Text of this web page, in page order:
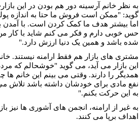
به نظر خانم آرسینه دور هم بودن در این
گويد: "ممکن است فروش ما حتا به اندازه
اما بیشتر هدف ما کمک کردن است. با آمدن
حس خوبی دارم و فکر می کنم شاید با
شده باشد و همین یک دنیا ارزش دارد."
مشتری های بازار هم فقط ارامنه نیستند.
این بازار می آید، می گوید "خوشحالم که
همدیگر را دارند. وقتی می بینم این خانم
نفع مادی برای خودشان داشته باشد تلاش می
به این حرکت بکنم."
به غیر از ارامنه، انجمن های آشوری ها نیز
اهداف برپا می کنند.